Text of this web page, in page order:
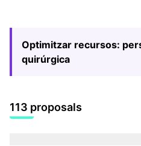
Optimitzar recursos:
quirúrgica
113 proposals